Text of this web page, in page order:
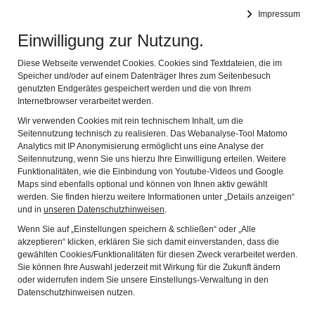
Impressum
Einwilligung zur Nutzung.
Diese Webseite verwendet Cookies. Cookies sind Textdateien, die im
Speicher und/oder auf einem Datenträger Ihres zum Seitenbesuch
genutzten Endgerätes gespeichert werden und die von Ihrem
Internetbrowser verarbeitet werden.
Wir verwenden Cookies mit rein technischem Inhalt, um die
Seitennutzung technisch zu realisieren. Das Webanalyse-Tool Matomo
Analytics mit IP Anonymisierung ermöglicht uns eine Analyse der
Seitennutzung, wenn Sie uns hierzu Ihre Einwilligung erteilen. Weitere
Funktionalitäten, wie die Einbindung von Youtube-Videos und Google
Maps sind ebenfalls optional und können von Ihnen aktiv gewählt
werden. Sie finden hierzu weitere Informationen unter „Details anzeigen“
und in unseren Datenschutzhinweisen.
Wenn Sie auf „Einstellungen speichern & schließen“ oder „Alle
akzeptieren“ klicken, erklären Sie sich damit einverstanden, dass die
gewählten Cookies/Funktionalitäten für diesen Zweck verarbeitet werden.
Sie können Ihre Auswahl jederzeit mit Wirkung für die Zukunft ändern
oder widerrufen indem Sie unsere Einstellungs-Verwaltung in den
Datenschutzhinweisen nutzen.
MUSEUM FÜR DIE KELTISCH-RÖMISCHE VERGANGENHEIT
ARCHÄOLOGISCHER
RUNDWEG
STATION 5